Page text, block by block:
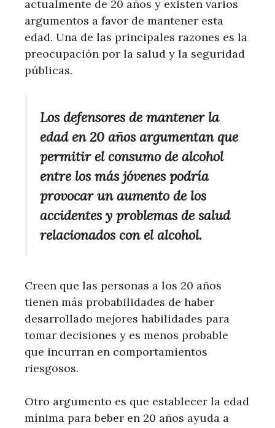
actualmente de 20 años y existen varios
argumentos a favor de mantener esta
edad. Una de las principales razones es la
preocupación por la salud y la seguridad
públicas.
Los defensores de mantener la
edad en 20 años argumentan que
permitir el consumo de alcohol
entre los más jóvenes podría
provocar un aumento de los
accidentes y problemas de salud
relacionados con el alcohol.
Creen que las personas a los 20 años
tienen más probabilidades de haber
desarrollado mejores habilidades para
tomar decisiones y es menos probable
que incurran en comportamientos
riesgosos.
Otro argumento es que establecer la edad
mínima para beber en 20 años ayuda a